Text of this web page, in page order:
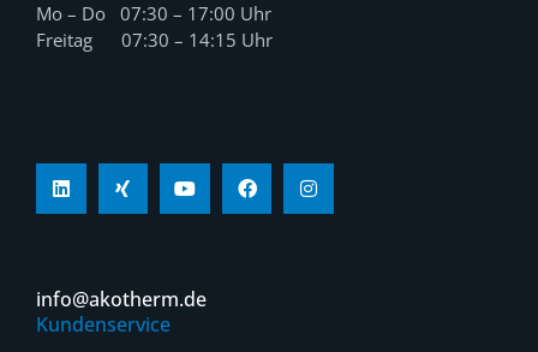
Mo – Do 07:30 – 17:00 Uhr
Freitag 07:30 – 14:15 Uhr
info@akotherm.de
Kundenservice